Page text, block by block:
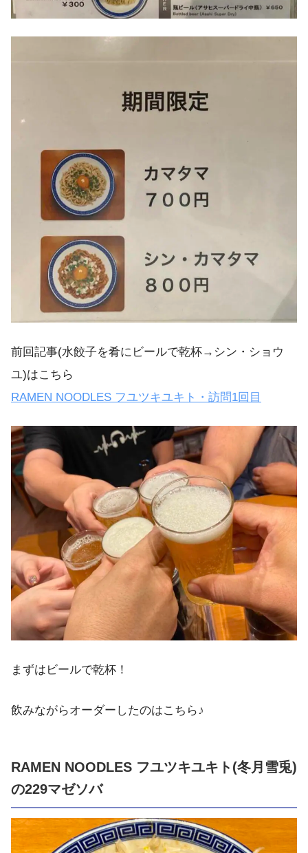
前回記事(水餃子を肴にビールで乾杯→シン・ショウ
ユ)はこちら
RAMEN NOODLES フユツキユキト・訪問1回目
まずはビールで乾杯！
飲みながらオーダーしたのはこちら♪
RAMEN NOODLES フユツキユキト(冬月雪兎)
の229マゼソバ